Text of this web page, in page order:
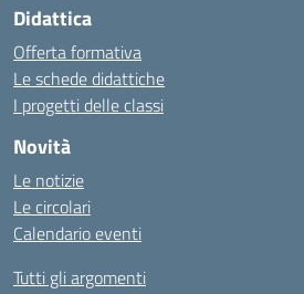
Didattica
Offerta formativa
Le schede didattiche
I progetti delle classi
Novità
Le notizie
Le circolari
Calendario eventi
Tutti gli argomenti